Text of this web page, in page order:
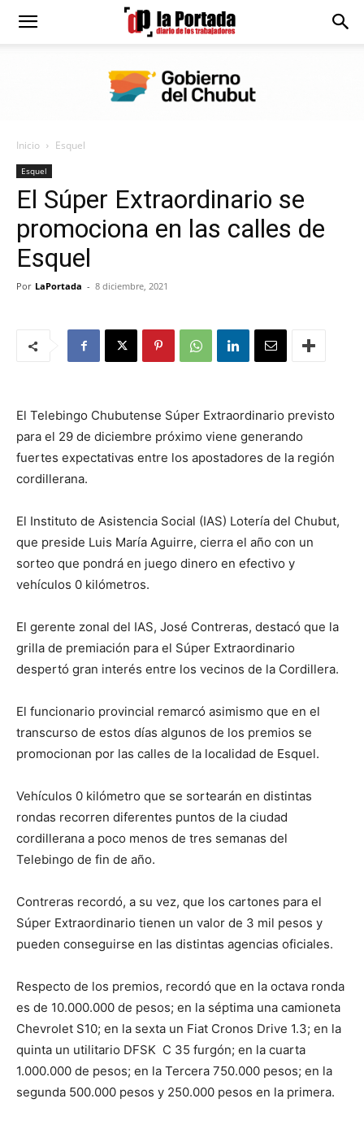
Diario
Portada
Inicio Esquel
Esquel
El Súper Extraordinario se
promociona en las calles de
Esquel
Por LaPortada - 8 diciembre, 2021
El Telebingo Chubutense Súper Extraordinario previsto
para el 29 de diciembre próximo viene generando
fuertes expectativas entre los apostadores de la región
cordillerana.
El Instituto de Asistencia Social (IAS) Lotería del Chubut,
que preside Luis María Aguirre, cierra el año con un
sorteo que pondrá en juego dinero en efectivo y
vehículos 0 kilómetros.
El gerente zonal del IAS, José Contreras, destacó que la
grilla de premiación para el Súper Extraordinario
despertó gran interés entre los vecinos de la Cordillera.
El funcionario provincial remarcó asimismo que en el
transcurso de estos días algunos de los premios se
promocionan por las calles de la localidad de Esquel.
Vehículos 0 kilómetro que se sortearán en distintas
rondas recorren diferentes puntos de la ciudad
cordillerana a poco menos de tres semanas del
Telebingo de fin de año.
Contreras recordó, a su vez, que los cartones para el
Súper Extraordinario tienen un valor de 3 mil pesos y
pueden conseguirse en las distintas agencias oficiales.
Respecto de los premios, recordó que en la octava ronda
es de 10.000.000 de pesos; en la séptima una camioneta
Chevrolet S10; en la sexta un Fiat Cronos Drive 1.3; en la
quinta un utilitario DFSK C 35 furgón; en la cuarta
1.000.000 de pesos; en la Tercera 750.000 pesos; en la
segunda 500.000 pesos y 250.000 pesos en la primera.